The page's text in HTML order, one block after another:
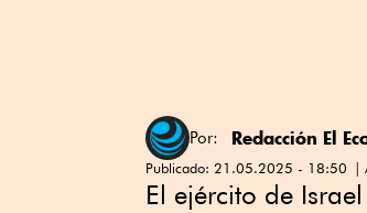
Por: Redacción El
Publicado: 21.05.2025 - 18:50
El ejército de